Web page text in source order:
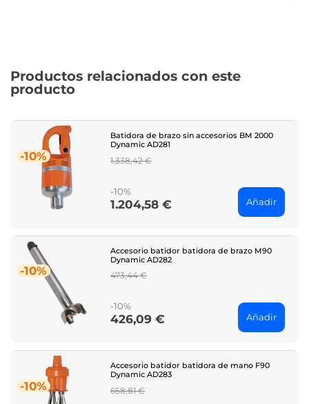
Productos relacionados con este
producto
-10%
Batidora de brazo sin accesorios BM 2000
Dynamic AD281
Regular
1.338,42 €
-10%
Price
1.204,58 € Añadir
-10%
Accesorio batidor batidora de brazo M90
Dynamic AD282
Regular
473,44 €
-10%
Price
426,09 € Añadir
-10%
Accesorio batidor batidora de mano F90
Dynamic AD283
Regular
658,81 €